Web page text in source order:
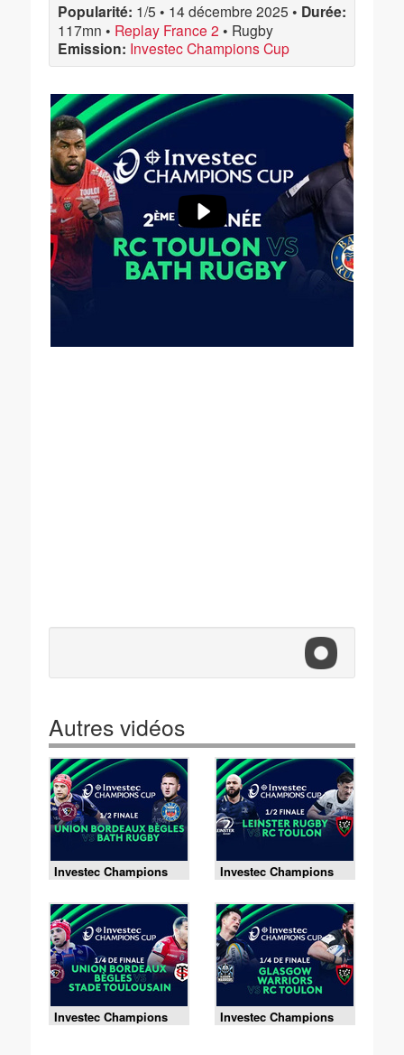
Popularité: 1/5 • 14 décembre 2025 • Durée:
117mn • Replay France 2 • Rugby
Emission: Investec Champions Cup
Autres vidéos
Investec Champions
Cup - 03/05/2026
Investec Champions
Cup - 02/05/2026
Investec Champions
Cup - 12/04/2026
Investec Champions
Cup - 11/04/2026